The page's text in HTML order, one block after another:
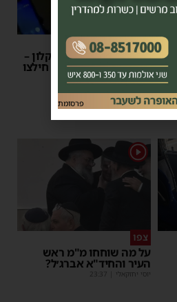
צפו
תינוק ננעל ברכב באשקלון –
המתנדבים האשדודים חילצו
אותו בשלום
1
צפו
על מה שוחחו מ"מ ראש
העיר והחיד"א אברג׳ל?
יוסי יחזקאלי 23:37
פרסומת